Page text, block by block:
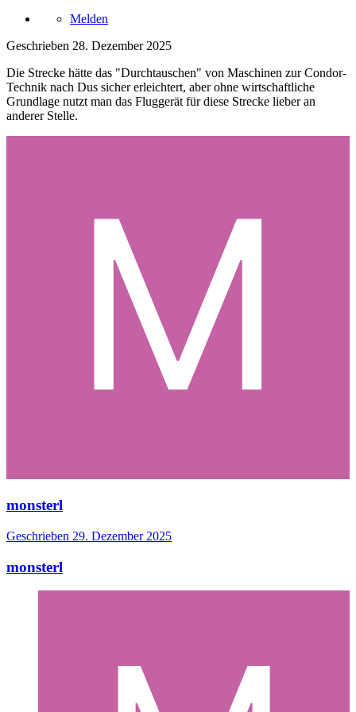
Melden
Geschrieben 28. Dezember 2025
Die Strecke hätte das "Durchtauschen" von Maschinen zur Condor-
Technik nach Dus sicher erleichtert, aber ohne wirtschaftliche
Grundlage nutzt man das Fluggerät für diese Strecke lieber an
anderer Stelle.
monsterl
Geschrieben 29. Dezember 2025
monsterl